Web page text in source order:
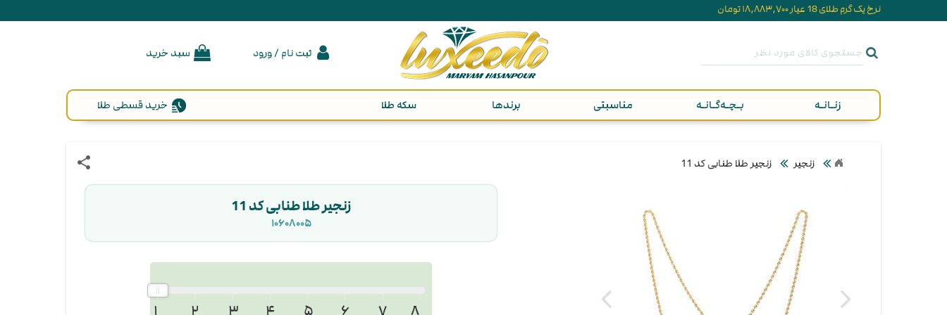
نرخ یک گرم طلای 18 عیار ۱۸,۸۸۳,۷۰۰ تومان
ثبت نام / ورود سبد خرید
زنـانـه بـچـه‌گـانـه مناسبتی برندها سکه طلا خرید قسطی طلا
share زنجیر زنجیر طلا طنابی کد 11
زنجیر طلا طنابی کد 11
۱۰۶۰۸۰۰۵
۱ ۲ ۳ ۴ ۵ ۶ ۷ ۸